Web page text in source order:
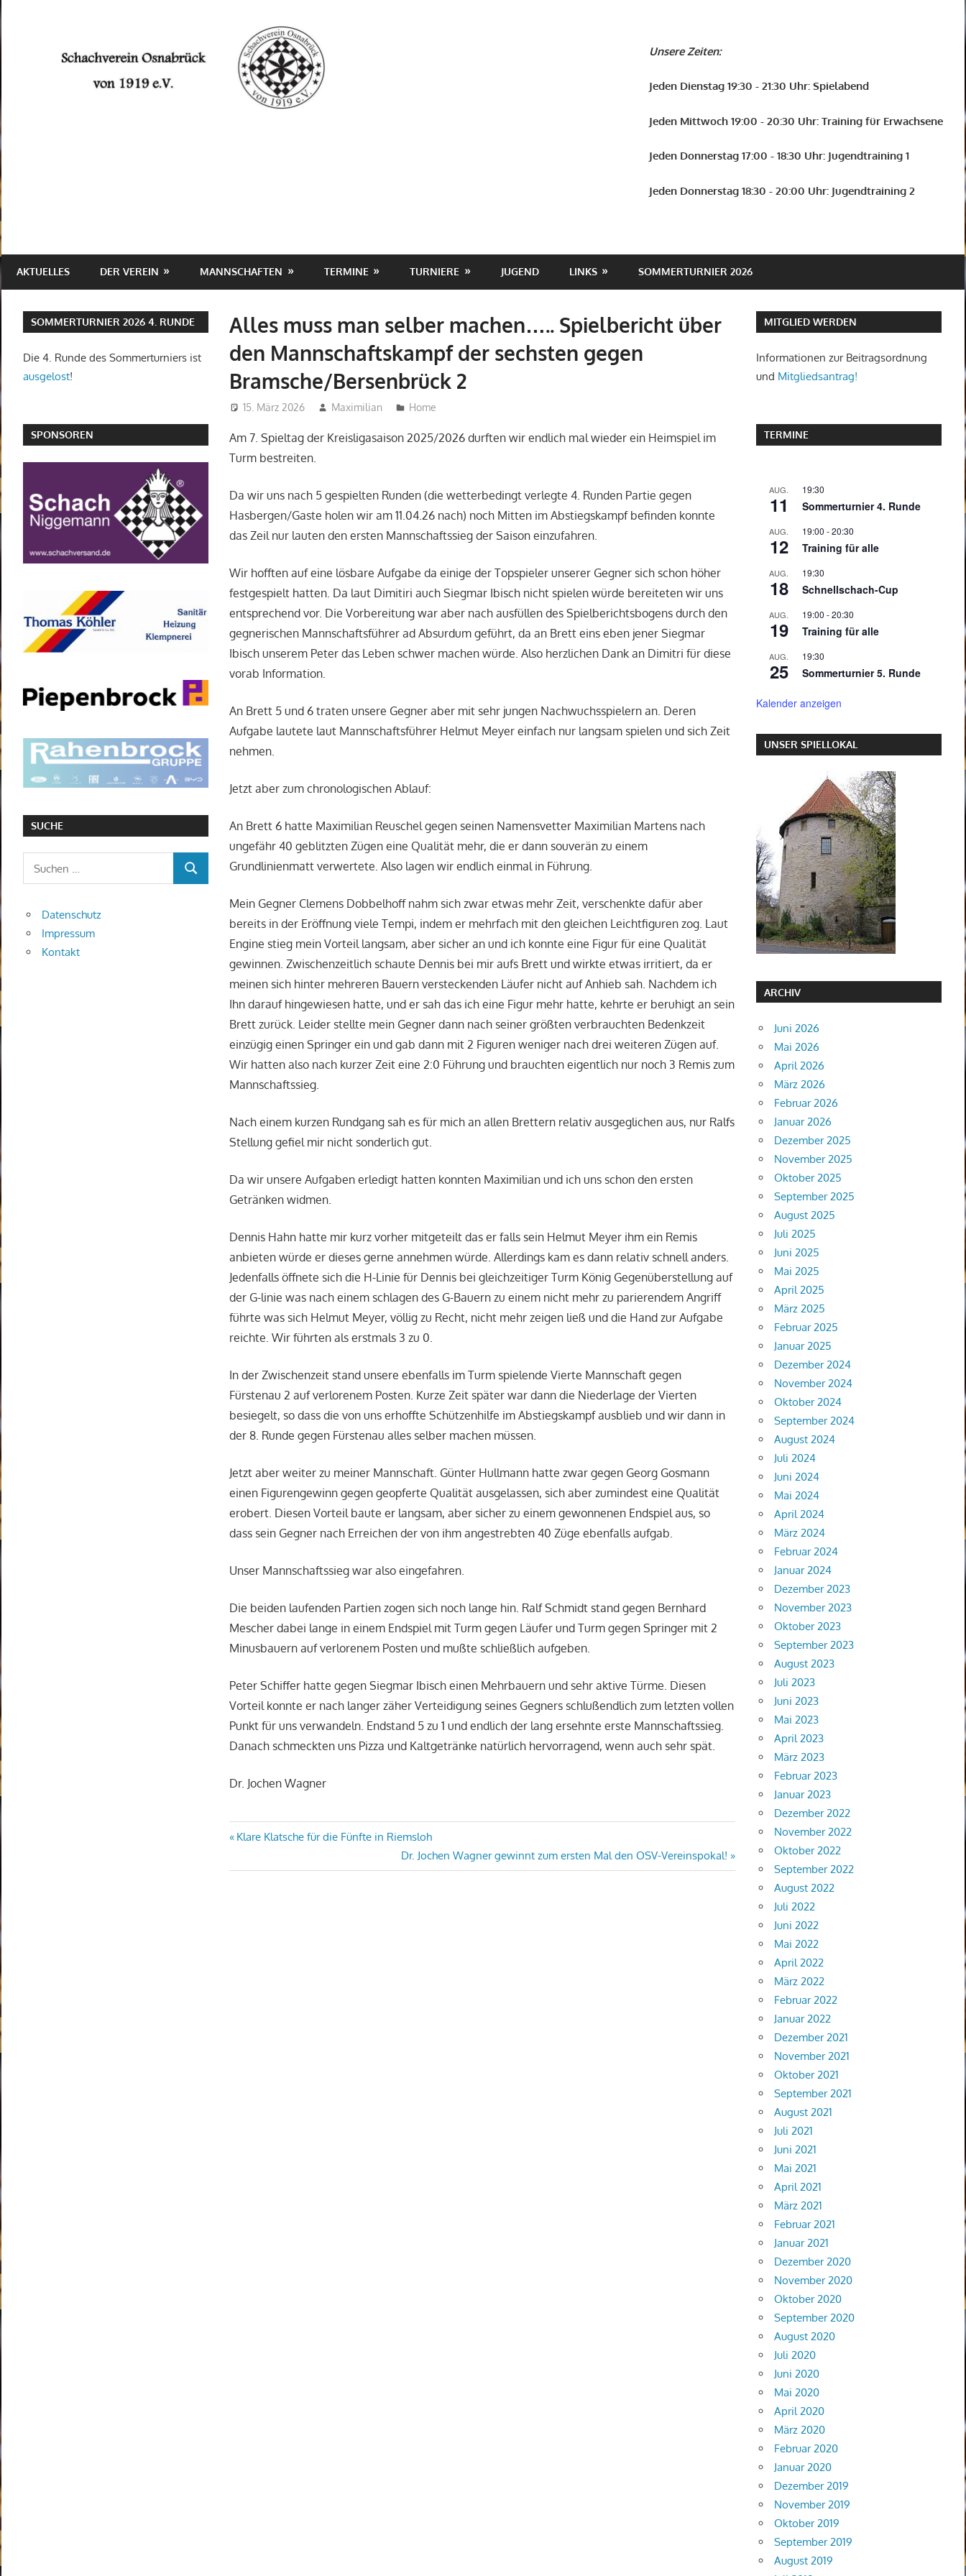
Zum
springen
Unsere Zeiten:
Jeden Dienstag 19:30 - 21:30 Uhr: Spielabend
Jeden Mittwoch 19:00 - 20:30 Uhr: Training für Erwachsene
Jeden Donnerstag 17:00 - 18:30 Uhr: Jugendtraining 1
Jeden Donnerstag 18:30 - 20:00 Uhr: Jugendtraining 2
AKTUELLES DER VEREIN MANNSCHAFTEN TERMINE TURNIERE JUGEND LINKS SOMMERTURNIER 2026
Alles muss man selber machen….. Spielbericht über
den Mannschaftskampf der sechsten gegen
Bramsche/Bersenbrück 2
15. März 2026 Maximilian Home
Am 7. Spieltag der Kreisligasaison 2025/2026 durften wir endlich mal wieder ein Heimspiel im
Turm bestreiten.
Da wir uns nach 5 gespielten Runden (die wetterbedingt verlegte 4. Runden Partie gegen
Hasbergen/Gaste holen wir am 11.04.26 nach) noch Mitten im Abstiegskampf befinden konnte
das Zeil nur lauten den ersten Mannschaftssieg der Saison einzufahren.
Wir hofften auf eine lösbare Aufgabe da einige der Topspieler unserer Gegner sich schon höher
festgespielt hatten. Da laut Dimitiri auch Siegmar Ibisch nicht spielen würde bereiteten wir uns
entsprechend vor. Die Vorbereitung war aber nach ausfüllen des Spielberichtsbogens durch den
gegnerischen Mannschaftsführer ad Absurdum geführt, da an Brett eins eben jener Siegmar
Ibisch unserem Peter das Leben schwer machen würde. Also herzlichen Dank an Dimitri für diese
vorab Information.
An Brett 5 und 6 traten unsere Gegner aber mit sehr jungen Nachwuchsspielern an. Deren
Aufgabe lautete laut Mannschaftsführer Helmut Meyer einfach nur langsam spielen und sich Zeit
nehmen.
Jetzt aber zum chronologischen Ablauf:
An Brett 6 hatte Maximilian Reuschel gegen seinen Namensvetter Maximilian Martens nach
ungefähr 40 geblitzten Zügen eine Qualität mehr, die er dann souverän zu einem
Grundlinienmatt verwertete. Also lagen wir endlich einmal in Führung.
Mein Gegner Clemens Dobbelhoff nahm sich zwar etwas mehr Zeit, verschenkte dafür aber
bereits in der Eröffnung viele Tempi, indem er mehrfach mit den gleichen Leichtfiguren zog. Laut
Engine stieg mein Vorteil langsam, aber sicher an und ich konnte eine Figur für eine Qualität
gewinnen. Zwischenzeitlich schaute Dennis bei mir aufs Brett und wirkte etwas irritiert, da er
meinen sich hinter mehreren Bauern versteckenden Läufer nicht auf Anhieb sah. Nachdem ich
Ihn darauf hingewiesen hatte, und er sah das ich eine Figur mehr hatte, kehrte er beruhigt an sein
Brett zurück. Leider stellte mein Gegner dann nach seiner größten verbrauchten Bedenkzeit
einzügig einen Springer ein und gab dann mit 2 Figuren weniger nach drei weiteren Zügen auf.
Wir hatten also nach kurzer Zeit eine 2:0 Führung und brauchten eigentlich nur noch 3 Remis zum
Mannschaftssieg.
Nach einem kurzen Rundgang sah es für mich an allen Brettern relativ ausgeglichen aus, nur Ralfs
Stellung gefiel mir nicht sonderlich gut.
Da wir unsere Aufgaben erledigt hatten konnten Maximilian und ich uns schon den ersten
Getränken widmen.
Dennis Hahn hatte mir kurz vorher mitgeteilt das er falls sein Helmut Meyer ihm ein Remis
anbieten würde er dieses gerne annehmen würde. Allerdings kam es dann relativ schnell anders.
Jedenfalls öffnete sich die H-Linie für Dennis bei gleichzeitiger Turm König Gegenüberstellung auf
der G-linie was nach einem schlagen des G-Bauern zu einem nicht mehr zu parierendem Angriff
führte was sich Helmut Meyer, völlig zu Recht, nicht mehr zeigen ließ und die Hand zur Aufgabe
reichte. Wir führten als erstmals 3 zu 0.
In der Zwischenzeit stand unsere ebenfalls im Turm spielende Vierte Mannschaft gegen
Fürstenau 2 auf verlorenem Posten. Kurze Zeit später war dann die Niederlage der Vierten
besiegelt, so dass die von uns erhoffte Schützenhilfe im Abstiegskampf ausblieb und wir dann in
der 8. Runde gegen Fürstenau alles selber machen müssen.
Jetzt aber weiter zu meiner Mannschaft. Günter Hullmann hatte zwar gegen Georg Gosmann
einen Figurengewinn gegen geopferte Qualität ausgelassen, sich aber zumindest eine Qualität
erobert. Diesen Vorteil baute er langsam, aber sicher zu einem gewonnenen Endspiel aus, so
dass sein Gegner nach Erreichen der von ihm angestrebten 40 Züge ebenfalls aufgab.
Unser Mannschaftssieg war also eingefahren.
Die beiden laufenden Partien zogen sich noch lange hin. Ralf Schmidt stand gegen Bernhard
Mescher dabei lange in einem Endspiel mit Turm gegen Läufer und Turm gegen Springer mit 2
Minusbauern auf verlorenem Posten und mußte schließlich aufgeben.
Peter Schiffer hatte gegen Siegmar Ibisch einen Mehrbauern und sehr aktive Türme. Diesen
Vorteil konnte er nach langer zäher Verteidigung seines Gegners schlußendlich zum letzten vollen
Punkt für uns verwandeln. Endstand 5 zu 1 und endlich der lang ersehnte erste Mannschaftssieg.
Danach schmeckten uns Pizza und Kaltgetränke natürlich hervorragend, wenn auch sehr spät.
Dr. Jochen Wagner
Beitragsnavigation
Vorheriger
Klare Klatsche für die Fünfte in Riemsloh
Nächster
Beitrag:
Dr. Jochen Wagner gewinnt zum ersten Mal den OSV-Vereinspokal!
SOMMERTURNIER 2026 4. RUNDE
Die 4. Runde des Sommerturniers ist
ausgelost!
SPONSOREN
SUCHE
SUCHEN
Datenschutz
Impressum
Kontakt
MITGLIED WERDEN
Informationen zur Beitragsordnung
und Mitgliedsantrag!
TERMINE
AUG.
11
19:30
Sommerturnier 4. Runde
AUG.
12
19:00 -20:30
Training für alle
AUG.
18
19:30
Schnellschach-Cup
AUG.
19
19:00 -20:30
Training für alle
AUG.
25
19:30
Sommerturnier 5. Runde
Kalender anzeigen
UNSER SPIELLOKAL
ARCHIV
Juni 2026
Mai 2026
April 2026
März 2026
Februar 2026
Januar 2026
Dezember 2025
November 2025
Oktober 2025
September 2025
August 2025
Juli 2025
Juni 2025
Mai 2025
April 2025
März 2025
Februar 2025
Januar 2025
Dezember 2024
November 2024
Oktober 2024
September 2024
August 2024
Juli 2024
Juni 2024
Mai 2024
April 2024
März 2024
Februar 2024
Januar 2024
Dezember 2023
November 2023
Oktober 2023
September 2023
August 2023
Juli 2023
Juni 2023
Mai 2023
April 2023
März 2023
Februar 2023
Januar 2023
Dezember 2022
November 2022
Oktober 2022
September 2022
August 2022
Juli 2022
Juni 2022
Mai 2022
April 2022
März 2022
Februar 2022
Januar 2022
Dezember 2021
November 2021
Oktober 2021
September 2021
August 2021
Juli 2021
Juni 2021
Mai 2021
April 2021
März 2021
Februar 2021
Januar 2021
Dezember 2020
November 2020
Oktober 2020
September 2020
August 2020
Juli 2020
Juni 2020
Mai 2020
April 2020
März 2020
Februar 2020
Januar 2020
Dezember 2019
November 2019
Oktober 2019
September 2019
August 2019